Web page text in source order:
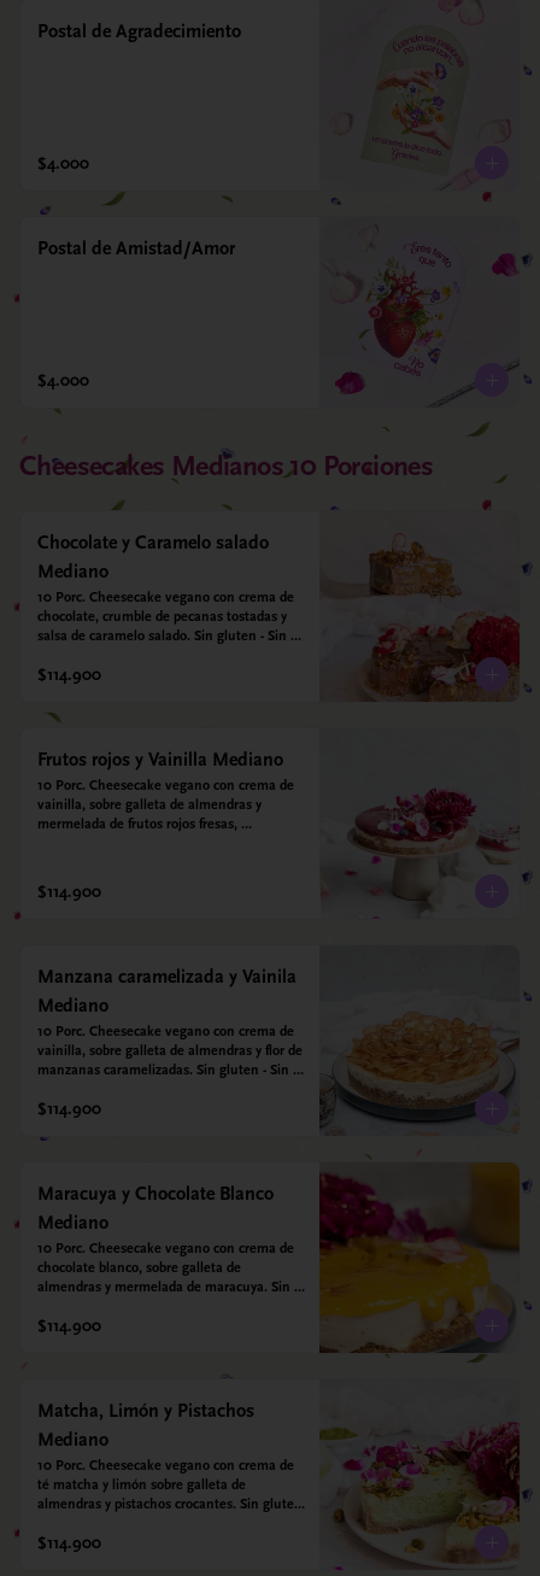
Postal de Agradecimiento
$4.000
Postal de Amistad/Amor
$4.000
Cheesecakes Medianos 10 Porciones
Chocolate y Caramelo salado
Mediano
10 Porc. Cheesecake vegano con crema de
chocolate, crumble de pecanas tostadas y
salsa de caramelo salado. Sin gluten - Sin
$114.900
Frutos rojos y Vainilla Mediano
10 Porc. Cheesecake vegano con crema de
vainilla, sobre galleta de almendras y
mermelada de frutos rojos fresas,
$114.900
Manzana caramelizada y Vainila
Mediano
10 Porc. Cheesecake vegano con crema de
vainilla, sobre galleta de almendras y flor de
manzanas caramelizadas. Sin gluten - Sin
$114.900
Maracuya y Chocolate Blanco
Mediano
10 Porc. Cheesecake vegano con crema de
chocolate blanco, sobre galleta de
almendras y mermelada de maracuya. Sin
$114.900
Matcha, Limón y Pistachos
Mediano
10 Porc. Cheesecake vegano con crema de
té matcha y limón sobre galleta de
almendras y pistachos crocantes. Sin gluten
$114.900